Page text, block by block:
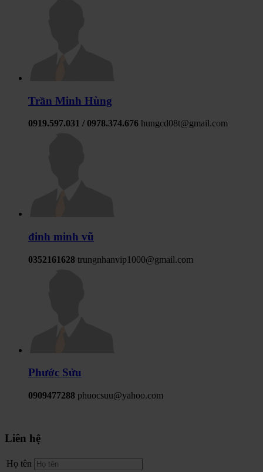
Trần Minh Hùng
0919.597.031 / 0978.374.676 hungcd08t@gmail.com
đinh minh vũ
0352161628 trungnhanvip1000@gmail.com
Phước Sửu
0909477288 phuocsuu@yahoo.com
Liên hệ
Họ tên